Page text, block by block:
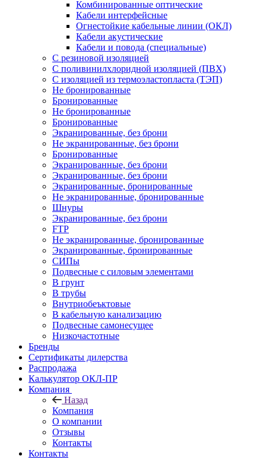
Комбинированные оптические
Кабели интерфейсные
Огнестойкие кабельные линии (ОКЛ)
Кабели акустические
Кабели и повода (специальные)
С резиновой изоляцией
С поливинилхлоридной изоляцией (ПВХ)
С изоляцией из термоэластопласта (ТЭП)
Не бронированные
Бронированные
Не бронированные
Бронированные
Экранированные, без брони
Не экранированные, без брони
Бронированные
Экранированные, без брони
Экранированные, без брони
Экранированные, бронированные
Не экранированные, бронированные
Шнуры
Экранированные, без брони
FTP
Не экранированные, бронированные
Экранированные, бронированные
СИПы
Подвесные с силовым элементами
В грунт
В трубы
Внутриобеъктовые
В кабельную канализацию
Подвесные самонесущее
Низкочастотные
Бренды
Сертификаты дилерства
Распродажа
Калькулятор ОКЛ-ПР
Компания
Назад
Компания
О компании
Отзывы
Контакты
Контакты